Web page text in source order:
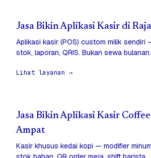
Jasa Bikin Aplikasi Kasir di
Aplikasi kasir (POS) custom milik sendiri
stok, laporan, QRIS. Bukan sewa bulanan.
Lihat layanan →
Jasa Bikin Aplikasi Kasir
Ampat
Kasir khusus kedai kopi — modifier